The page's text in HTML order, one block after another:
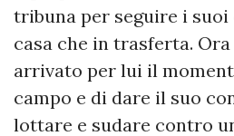
tribuna per seguire i suoi
casa che in trasferta.
arrivato per lui il
campo e di dare il suo
lottare e sudare contro